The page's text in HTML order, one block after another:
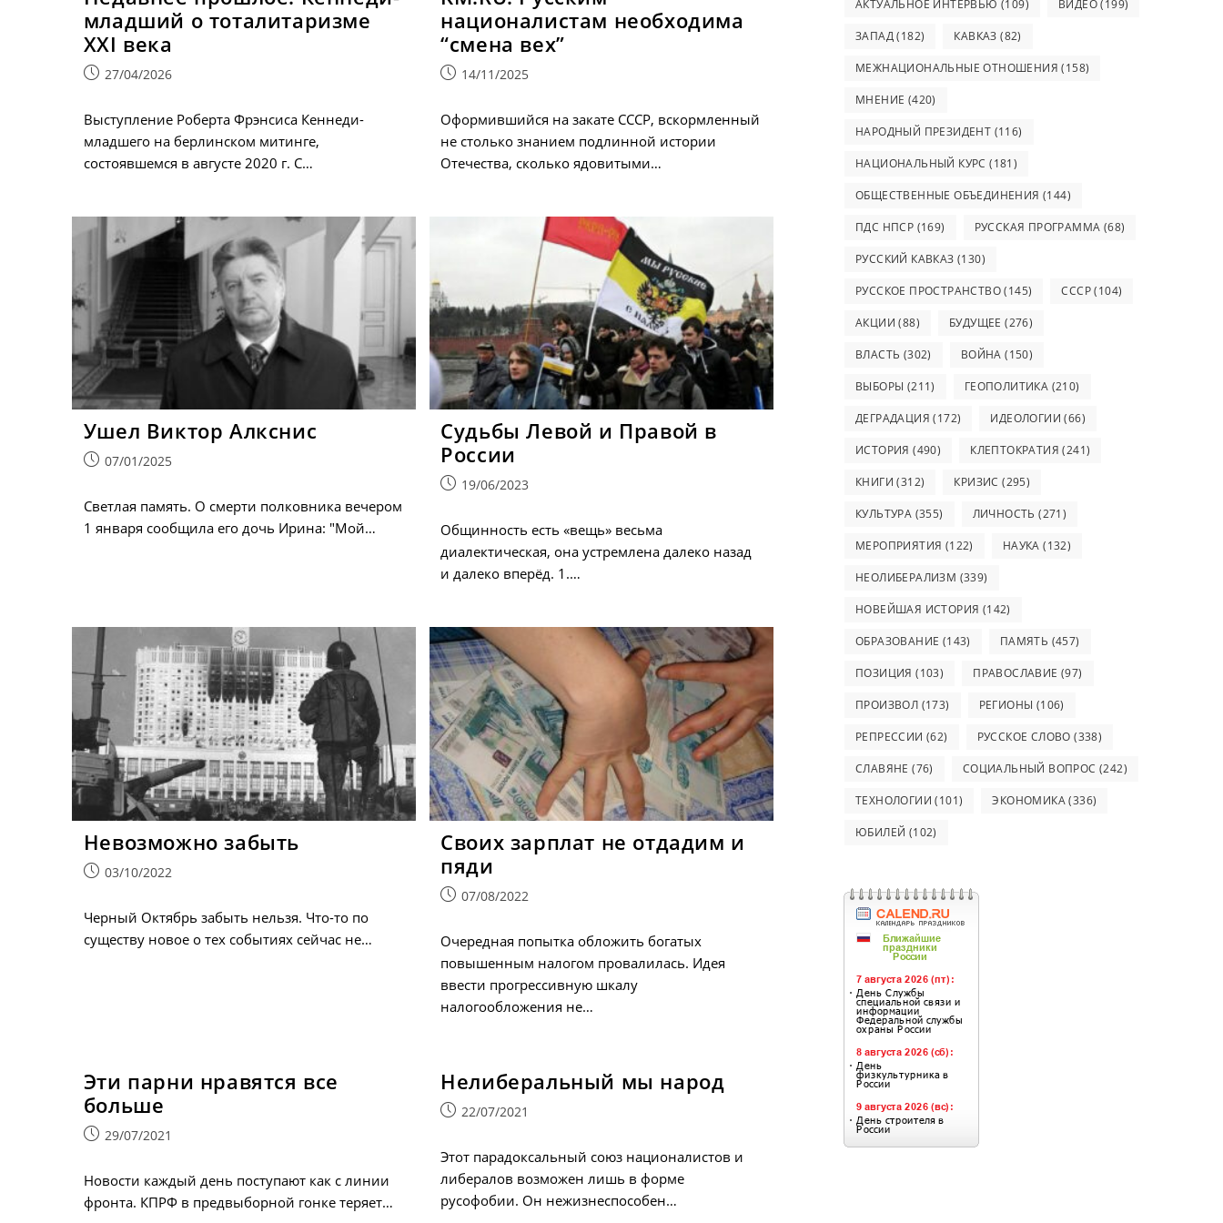
младший о тоталитаризме
XXI века
Запись27/04/2026
Выступление Роберта Фрэнсиса Кеннеди-
младшего на берлинском митинге,
состоявшемся в августе 2020 г. С…
националистам необходима
“смена вех”
Запись14/11/2025
Оформившийся на закате СССР, вскормленный
не столько знанием подлинной истории
Отечества, сколько ядовитыми…
Ушел Виктор Алкснис
Запись07/01/2025
Светлая память. О смерти полковника вечером
1 января сообщила его дочь Ирина: "Мой…
Судьбы Левой и Правой в
России
Запись19/06/2023
Общинность есть «вещь» весьма
диалектическая, она устремлена далеко назад
и далеко вперёд. 1.…
Невозможно забыть
Запись03/10/2022
Черный Октябрь забыть нельзя. Что-то по
существу новое о тех событиях сейчас не…
Своих зарплат не отдадим и
пяди
Запись07/08/2022
Очередная попытка обложить богатых
повышенным налогом провалилась. Идея
ввести прогрессивную шкалу
налогообложения не…
Эти парни нравятся все
больше
Запись29/07/2021
Новости каждый день поступают как с линии
фронта. КПРФ в предвыборной гонке теряет…
Нелиберальный мы народ
Запись22/07/2021
Этот парадоксальный союз националистов и
либералов возможен лишь в форме
русофобии. Он нежизнеспособен…
АКТУАЛЬНОЕ ИНТЕРВЬЮ (109) ВИДЕО(199)
ЗАПАД(182) КАВКАЗ (82)
МЕЖНАЦИОНАЛЬНЫЕ ОТНОШЕНИЯ (158)
МНЕНИЕ (420)
НАРОДНЫЙ ПРЕЗИДЕНТ (116)
НАЦИОНАЛЬНЫЙ КУРС (181)
ОБЩЕСТВЕННЫЕ ОБЪЕДИНЕНИЯ (144)
ПДС НПСР (169) РУССКАЯ ПРОГРАММА (68)
РУССКИЙ КАВКАЗ (130)
РУССКОЕ ПРОСТРАНСТВО(145) СССР(104)
АКЦИИ (88) БУДУЩЕЕ (276)
ВЛАСТЬ (302) ВОЙНА (150)
ВЫБОРЫ (211) ГЕОПОЛИТИКА (210)
ДЕГРАДАЦИЯ (172) ИДЕОЛОГИИ (66)
ИСТОРИЯ (490) КЛЕПТОКРАТИЯ (241)
КНИГИ (312) КРИЗИС (295)
КУЛЬТУРА (355) ЛИЧНОСТЬ (271)
МЕРОПРИЯТИЯ (122) НАУКА (132)
НЕОЛИБЕРАЛИЗМ (339)
НОВЕЙШАЯ ИСТОРИЯ (142)
ОБРАЗОВАНИЕ (143) ПАМЯТЬ (457)
ПОЗИЦИЯ (103) ПРАВОСЛАВИЕ (97)
ПРОИЗВОЛ (173) РЕГИОНЫ (106)
РЕПРЕССИИ (62) РУССКОЕ СЛОВО (338)
СЛАВЯНЕ (76) СОЦИАЛЬНЫЙ ВОПРОС (242)
ТЕХНОЛОГИИ (101) ЭКОНОМИКА(336)
ЮБИЛЕЙ (102)